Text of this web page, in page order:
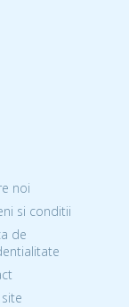
noi
si conditii
de